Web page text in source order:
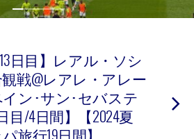
パ旅行19日間】
13日目】レアル・ソシ
戦@レアレ・アレー
ン･サン･セバステ
目/4日間】【2024夏
旅行19日間】